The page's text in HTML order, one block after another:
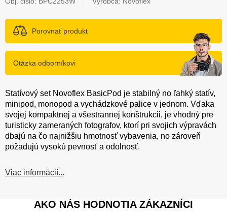
Porovnať produkt
Otázka odborníkovi
Statívový set Novoflex BasicPod je stabilný no ľahký statív,
minipod, monopod a vychádzkové palice v jednom. Vďaka
svojej kompaktnej a všestrannej konštrukcii, je vhodný pre
turisticky zameraných fotografov, ktorí pri svojich výpravách
dbajú na čo najnižšiu hmotnosť vybavenia, no zároveň
požadujú vysokú pevnosť a odolnosť.
Viac informácií...
AKO NÁS HODNOTIA ZÁKAZNÍCI